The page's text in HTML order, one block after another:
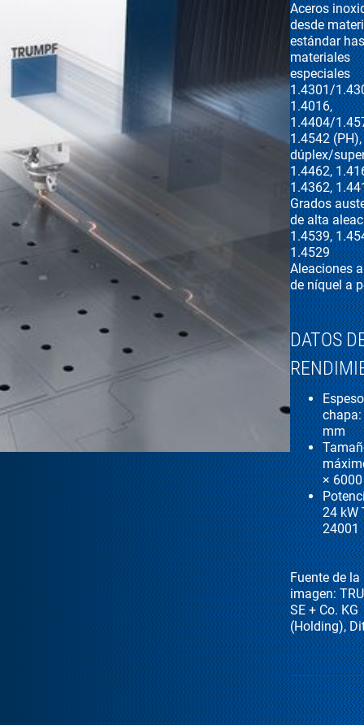
Aceros
desde
estándar
materiales
especiales
1.4301/
1.4016,
1.4404/
1.4542 (PH),
dúplex/
1.4462,
1.4362,
Grados
de alta
1.4539,
1.4529
Aleaciones
de níquel a
DATOS
mm
×
24 kW
24001
Fuente de la
imagen:
SE + Co. KG
(Holding),